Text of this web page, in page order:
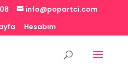
info@popartci.com
Hesabım